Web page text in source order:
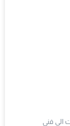
الى فني